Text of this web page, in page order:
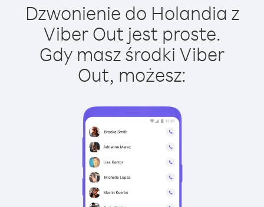
Dzwonienie do Holandia z
Viber Out jest proste.
Gdy masz środki Viber
Out, możesz: